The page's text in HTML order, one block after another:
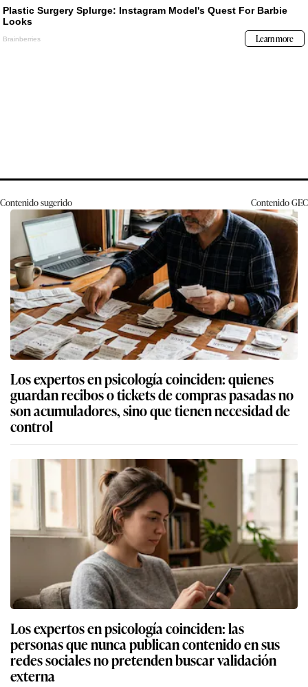
Contenido sugerido ContenidoGEC
Los expertos en psicología coinciden: quienes
guardan recibos o tickets de compras pasadas no
son acumuladores, sino que tienen necesidad de
control
Los expertos en psicología coinciden: las
personas que nunca publican contenido en sus
redes sociales no pretenden buscar validación
externa